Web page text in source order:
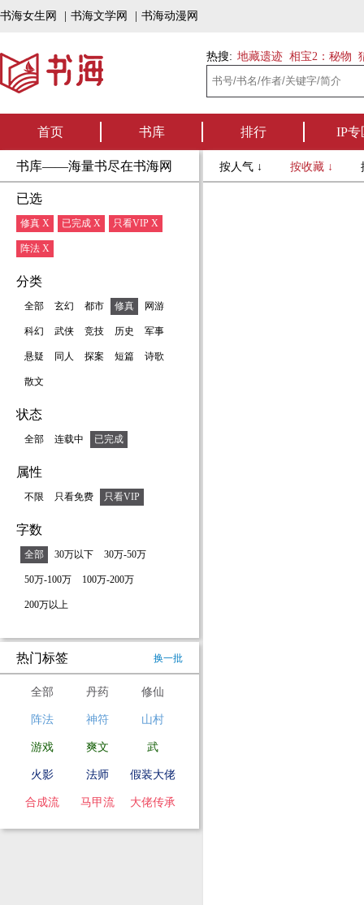
书海女生网 书海文学网 书海动漫网
热搜: 地藏遗迹 相宝2：秘物
首页 书库 排行 IP专
书库——海量书尽在书海网
已选
修真 X 已完成 X 只看VIP X
阵法 X
分类
全部 玄幻 都市 修真 网游
科幻 武侠 竞技 历史 军事
悬疑 同人 探案 短篇 诗歌
散文
状态
全部 连载中 已完成
属性
不限 只看免费 只看VIP
字数
全部 30万以下 30万-50万
50万-100万 100万-200万
200万以上
热门标签 换一批
全部 丹药 修仙
阵法 神符 山村
游戏 爽文 武
火影 法师 假装大佬
合成流 马甲流 大佬传承
按人气 ↓ 按收藏 ↓